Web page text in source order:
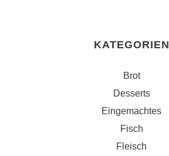
KATEGORIEN
Brot
Desserts
Eingemachtes
Fisch
Fleisch